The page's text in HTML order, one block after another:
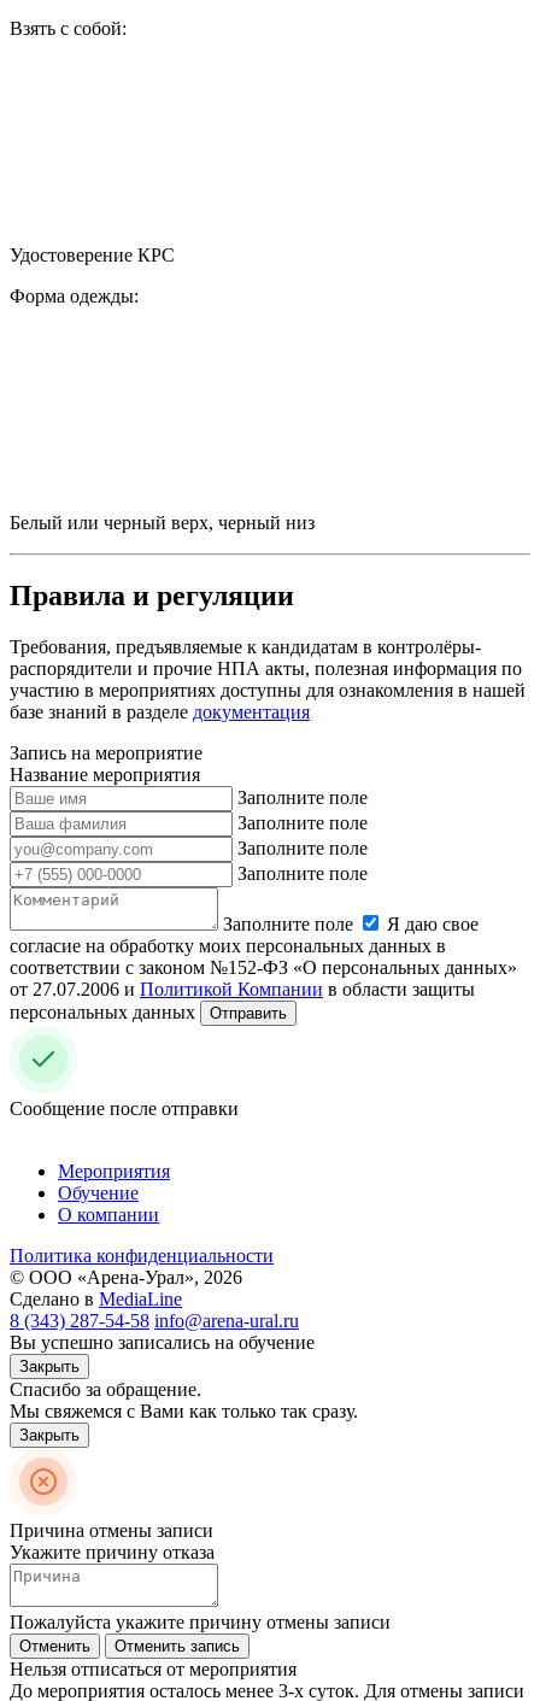
Взять с собой:
Удостоверение КРС
Форма одежды:
Белый или черный верх, черный низ
Правила и регуляции
Требования, предъявляемые к кандидатам в контролёры-
распорядители и прочие НПА акты, полезная информация по
участию в мероприятиях доступны для ознакомления в нашей
базе знаний в разделе документация
Запись на мероприятие
Название мероприятия
Заполните поле
Заполните поле
Заполните поле
Заполните поле
Заполните поле
Я даю свое
согласие на обработку моих персональных данных в
соответствии с законом №152-ФЗ «О персональных данных»
от 27.07.2006 и Политикой Компании в области защиты
персональных данных
Отправить
Сообщение после отправки
Мероприятия
Обучение
О компании
Политика конфиденциальности
© ООО «Арена-Урал», 2026
Сделано в MediaLine
8 (343) 287-54-58 info@arena-ural.ru
Вы успешно записались на обучение
Закрыть
Спасибо за обращение.
Мы свяжемся с Вами как только так сразу.
Закрыть
Причина отмены записи
Укажите причину отказа
Пожалуйста укажите причину отмены записи
Отменить Отменить запись
Нельзя отписаться от мероприятия
До мероприятия осталось менее 3-х суток. Для отмены записи